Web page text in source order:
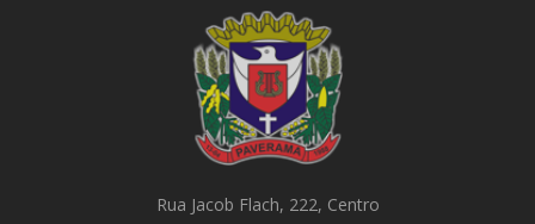
Rua Jacob Flach, 222, Centro